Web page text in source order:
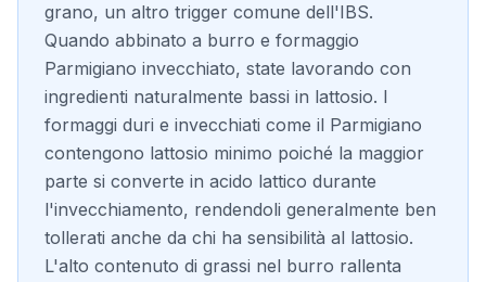
grano, un altro trigger comune dell'IBS.
Quando abbinato a burro e formaggio
Parmigiano invecchiato, state lavorando con
ingredienti naturalmente bassi in lattosio. I
formaggi duri e invecchiati come il Parmigiano
contengono lattosio minimo poiché la maggior
parte si converte in acido lattico durante
l'invecchiamento, rendendoli generalmente ben
tollerati anche da chi ha sensibilità al lattosio.
L'alto contenuto di grassi nel burro rallenta